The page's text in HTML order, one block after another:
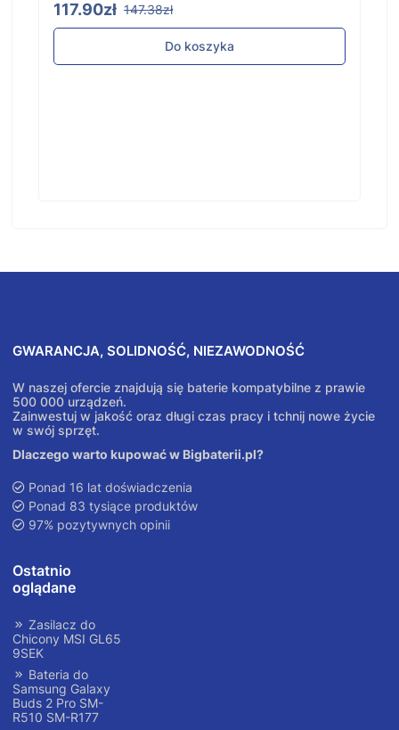
117.90zł 147.38zł
Do koszyka
GWARANCJA, SOLIDNOŚĆ, NIEZAWODNOŚĆ
W naszej ofercie znajdują się baterie kompatybilne z prawie
500 000 urządzeń.
Zainwestuj w jakość oraz długi czas pracy i tchnij nowe życie
w swój sprzęt.
Dlaczego warto kupować w Bigbaterii.pl?
Ponad 16 lat doświadczenia
Ponad 83 tysiące produktów
97% pozytywnych opinii
Ostatnio
oglądane
Zasilacz do
Chicony MSI GL65
9SEK
Bateria do
Samsung Galaxy
Buds 2 Pro SM-
R510 SM-R177